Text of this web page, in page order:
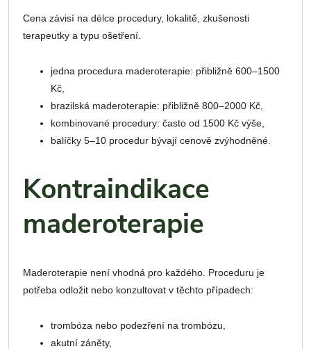
Cena závisí na délce procedury, lokalitě, zkušenosti
terapeutky a typu ošetření.
jedna procedura maderoterapie: přibližně 600–1500
Kč,
brazilská maderoterapie: přibližně 800–2000 Kč,
kombinované procedury: často od 1500 Kč výše,
balíčky 5–10 procedur bývají cenově zvýhodněné.
Kontraindikace
maderoterapie
Maderoterapie není vhodná pro každého. Proceduru je
potřeba odložit nebo konzultovat v těchto případech:
trombóza nebo podezření na trombózu,
akutní záněty,